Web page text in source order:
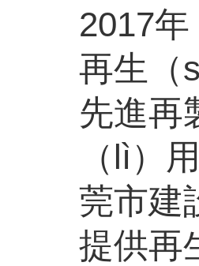
2017
再生（
先進再
（lì）
莞市建
提供再